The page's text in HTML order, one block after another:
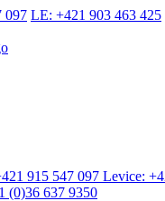
097 LE: +421 903 463 425
915 547 097 Levice:
(0)36 637 9350